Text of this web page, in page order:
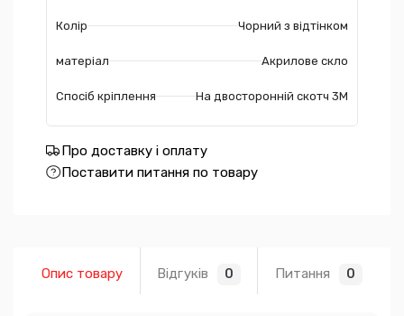
Колір Чорний з відтінком
матеріал Акрилове скло
Спосіб кріплення На двосторонній скотч 3М
Про доставку і оплату
Поставити питання по товару
Опис товару Відгуків 0 Питання 0